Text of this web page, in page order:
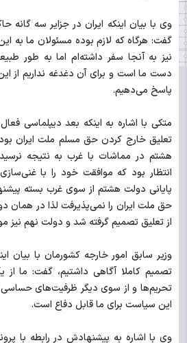
وی با بیان اینکه ایران در جزایر سه گانه
گفت: هرگاه که لازم بوده مسئولان ما به
نیز به آنجا سفر داشته‌ام اما به طور
دست ما است و برای آن دغدغه نداریم از
پاسخ می‌دهیم.
متکی با اشاره به اینکه بعد دیپلماسی
تعلیق خارج کردن حق مسلم ملت ایران بود
هشتم در مماشات با غرب به نتیجه
انتظار بود که موافقت خود را با
پایانی دولت هشتم از سوی غرب بسته
حق ملت ایران را نمی‌پذیرفت لذا در همان
از تعلیق تصمیم گرفته شد و دولت نهم نیز
وزیر سابق امور خارجه کشورمان با بیان
تصمیم کاملا آگاهی داشتیم، گفت: ما از
تحریم‌ها و از سوی دیگر ظرفیت‌های حساسی
این سیاست برای ما قابل دفاع است.
وی با اشاره به پیشنهادش در رابطه با